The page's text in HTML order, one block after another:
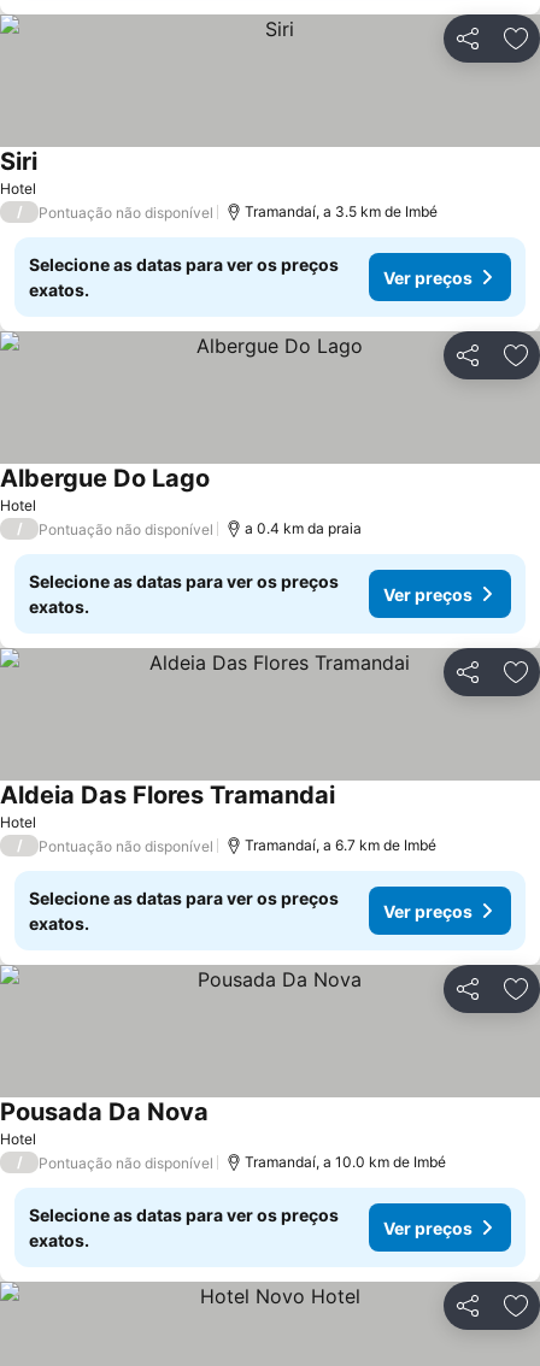
Partilhar
Hotel
Siri
/ Pontuação não disponível Tramandaí, a 3.5 km de Imbé
Selecione as datas para ver os preços
exatos.
Ver preços
Partilhar
Hotel
Albergue Do Lago
/ Pontuação não disponível a 0.4 km da praia
Selecione as datas para ver os preços
exatos.
Ver preços
Partilhar
Hotel
Aldeia Das Flores Tramandai
/ Pontuação não disponível Tramandaí, a 6.7 km de Imbé
Selecione as datas para ver os preços
exatos.
Ver preços
Partilhar
Hotel
Pousada Da Nova
/ Pontuação não disponível Tramandaí, a 10.0 km de Imbé
Selecione as datas para ver os preços
exatos.
Ver preços
Partilhar